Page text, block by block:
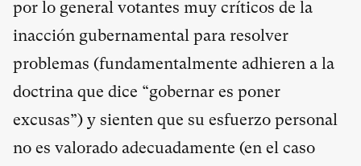
por lo general votantes muy críticos de la
inacción gubernamental para resolver
problemas (fundamentalmente adhieren a la
doctrina que dice “gobernar es poner
excusas”) y sienten que su esfuerzo personal
no es valorado adecuadamente (en el caso